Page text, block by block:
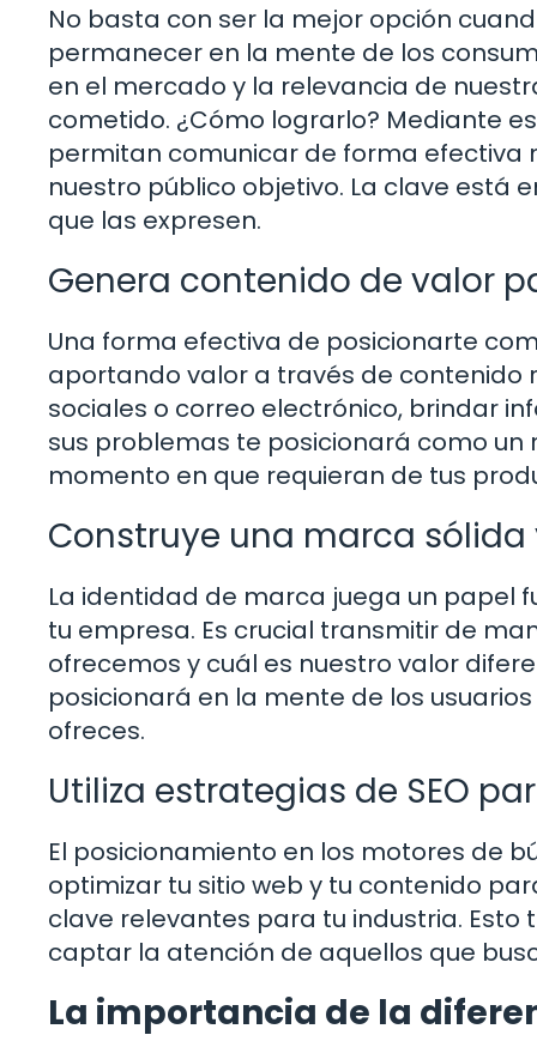
No basta con ser la mejor opción
permanecer en la mente de los
en el mercado y la relevancia de
cometido. ¿Cómo lograrlo? Mediante
permitan comunicar de forma
nuestro público objetivo. La clave está
que las expresen.
Genera contenido de valor
Una forma efectiva de posicionarte
aportando valor a través de contenido
sociales o correo electrónico, brindar
sus problemas te posicionará como un
momento en que requieran de tus
Construye una marca
La identidad de marca juega un papel
tu empresa. Es crucial transmitir de
ofrecemos y cuál es nuestro valor
posicionará en la mente de los
ofreces.
Utiliza estrategias de SEO
El posicionamiento en los motores de
optimizar tu sitio web y tu contenido
clave relevantes para tu industria.
captar la atención de aquellos que
La importancia de la